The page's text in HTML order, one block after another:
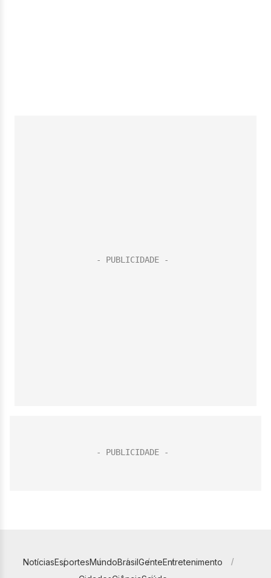
NotíciasEsportesMundoBrasilGenteEntretenimento